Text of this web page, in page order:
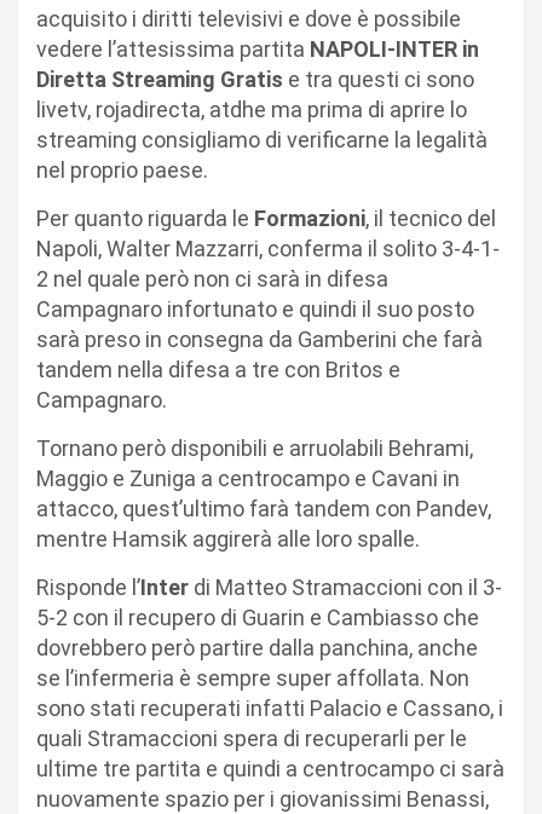
acquisito i diritti televisivi e dove è possibile
vedere l’attesissima partita NAPOLI-INTER in
Diretta Streaming Gratis e tra questi ci sono
livetv, rojadirecta, atdhe ma prima di aprire lo
streaming consigliamo di verificarne la legalità
nel proprio paese.
Per quanto riguarda le Formazioni, il tecnico del
Napoli, Walter Mazzarri, conferma il solito 3-4-1-
2 nel quale però non ci sarà in difesa
Campagnaro infortunato e quindi il suo posto
sarà preso in consegna da Gamberini che farà
tandem nella difesa a tre con Britos e
Campagnaro.
Tornano però disponibili e arruolabili Behrami,
Maggio e Zuniga a centrocampo e Cavani in
attacco, quest’ultimo farà tandem con Pandev,
mentre Hamsik aggirerà alle loro spalle.
Risponde l’Inter di Matteo Stramaccioni con il 3-
5-2 con il recupero di Guarin e Cambiasso che
dovrebbero però partire dalla panchina, anche
se l’infermeria è sempre super affollata. Non
sono stati recuperati infatti Palacio e Cassano, i
quali Stramaccioni spera di recuperarli per le
ultime tre partita e quindi a centrocampo ci sarà
nuovamente spazio per i giovanissimi Benassi,